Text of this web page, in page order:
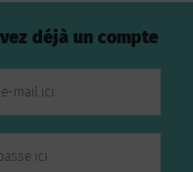
déjà un compte